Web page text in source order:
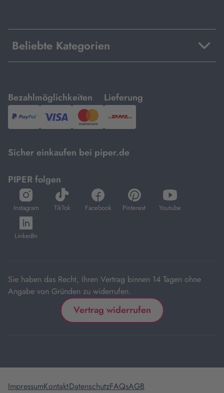
Beliebte Kategorien
Bezahlmöglichkeiten
mit
PayPal,Visa
und
Lieferung
mit
DHL.
Sicher einkaufen bei piper.de
PIPER folgen
Instagram
öffnet
in
neuem
Tab
TikTok
öffnet
in
Facebook
öffnet
in
Pinterest
öffnet
in
Youtube
öffnet
in
LinkedIn
öffnet
in
Sie haben das Recht, Ihren Vertrag binnen 14 Tagen ohne
Angabe von Gründen zu widerrufen.
Vertrag widerrufen
ImpressumKontaktDatenschutzFAQsAGB